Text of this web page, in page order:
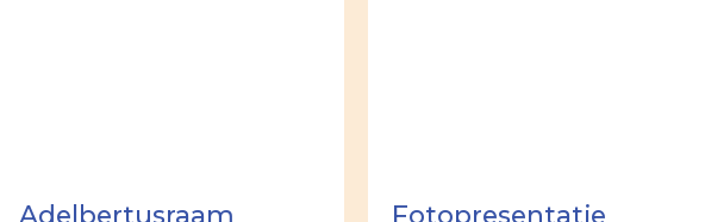
Adelbertusraam
Fotopresentatie